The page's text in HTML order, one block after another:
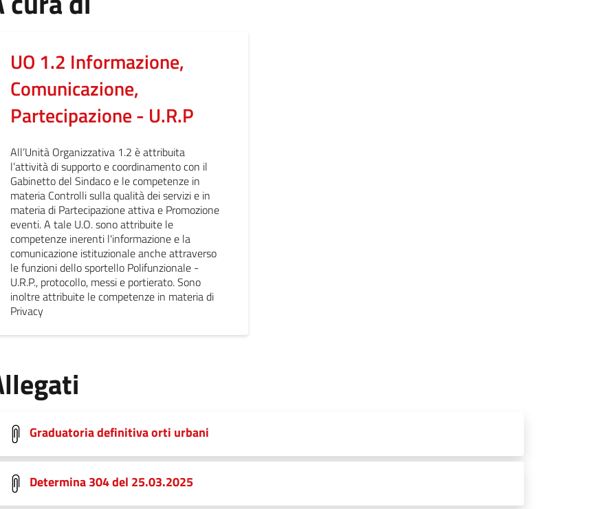
UO 1.2 Informazione,
Comunicazione,
Partecipazione - U.R.P
All’Unità Organizzativa 1.2 è attribuita
l’attività di supporto e coordinamento con il
Gabinetto del Sindaco e le competenze in
materia Controlli sulla qualità dei servizi e in
materia di Partecipazione attiva e Promozione
eventi. A tale U.O. sono attribuite le
competenze inerenti l'informazione e la
comunicazione istituzionale anche attraverso
le funzioni dello sportello Polifunzionale -
U.R.P., protocollo, messi e portierato. Sono
inoltre attribuite le competenze in materia di
Privacy
Graduatoria definitiva orti urbani
Determina 304 del 25.03.2025